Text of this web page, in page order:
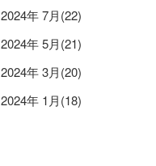
2024年 7月(22)
2024年 5月(21)
2024年 3月(20)
2024年 1月(18)